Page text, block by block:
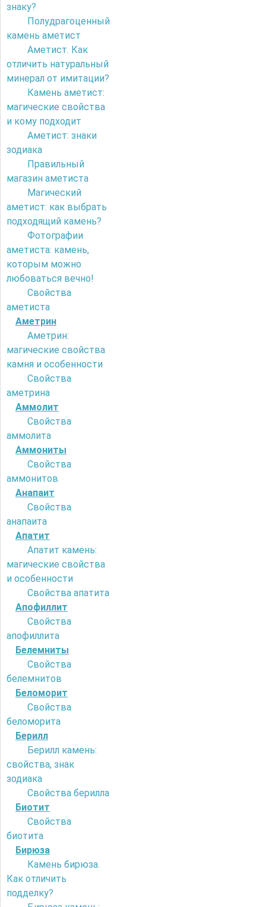
знаку?
Полудрагоценный
камень аметист
Аметист. Как
отличить натуральный
минерал от имитации?
Камень аметист:
магические свойства
и кому подходит
Аметист: знаки
зодиака
Правильный
магазин аметиста
Магический
аметист: как выбрать
подходящий камень?
Фотографии
аметиста: камень,
которым можно
любоваться вечно!
Свойства
аметиста
Аметрин
Аметрин:
магические свойства
камня и особенности
Свойства
аметрина
Аммолит
Свойства
аммолита
Аммониты
Свойства
аммонитов
Анапаит
Свойства
анапаита
Апатит
Апатит камень:
магические свойства
и особенности
Свойства апатита
Апофиллит
Свойства
апофиллита
Белемниты
Свойства
белемнитов
Беломорит
Свойства
беломорита
Берилл
Берилл камень:
свойства, знак
зодиака
Свойства берилла
Биотит
Свойства
биотита
Бирюза
Камень бирюза.
Как отличить
подделку?